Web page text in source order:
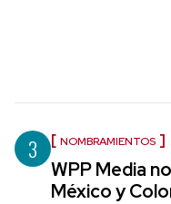
3 NOMBRAMIENTOS
WPP Media
México y